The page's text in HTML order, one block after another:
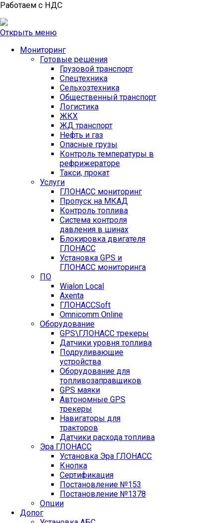
Работаем с НДС
Открыть меню
Мониторинг
Готовые решения
Грузовой транспорт
Спецтехника
Сельхозтехника
Общественный транспорт
Логистика
ЖКХ
ЖД транспорт
Нефть и газ
Опасные грузы
Контроль температуры в
рефрижераторе
Такси, прокат
Услуги
ГЛОНАСС мониторинг
Пропуск на МКАД
Контроль топлива
Система контроля
давления в шинах
Блокировка двигателя
ГЛОНАСС
Установка GPS и
ГЛОНАСС мониторинга
ПО
Wialon Local
Axenta
ГЛОНАССSoft
Оmnicomm Оnline
Оборудование
GPS\ГЛОНАСС трекеры
Датчики уровня топлива
Подруливающие
устройства
Оборудование для
топливозаправщиков
GPS маяки
Автономные GPS
трекеры
Навигаторы для
тракторов
Датчики расхода топлива
Эра ГЛОНАСС
Установка Эра ГЛОНАСС
Кнопка
Сертификация
Постановление №153
Постановление №1378
Опции
Допог